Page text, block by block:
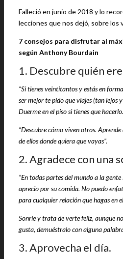
Falleció en junio de 2018 y lo
lecciones que nos dejó, sobre los
7 consejos para disfrutar al
según Anthony Bourdain
1. Descubre quién
“Si tienes veintitantos y estás en
ser mejor te pido que viajes (tan lejos
Duerme en el piso si tienes que
“Descubre cómo viven otros.
de ellos donde quiera que vayas”.
2. Agradece con una
“En todas partes del mundo a la
aprecio por su comida. No puedo
para cualquier relación que hagas en
Sonríe y trata de verte feliz, aunque
gusta, demuéstralo con alguna
3. Aprovecha el día.